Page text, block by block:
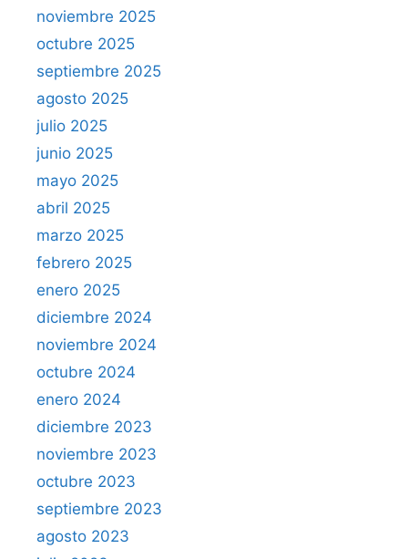
noviembre 2025
octubre 2025
septiembre 2025
agosto 2025
julio 2025
junio 2025
mayo 2025
abril 2025
marzo 2025
febrero 2025
enero 2025
diciembre 2024
noviembre 2024
octubre 2024
enero 2024
diciembre 2023
noviembre 2023
octubre 2023
septiembre 2023
agosto 2023